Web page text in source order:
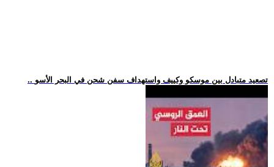
.. تصعيد متبادل بين موسكو وكييف واستهداف سفن شحن في البحر الأسو